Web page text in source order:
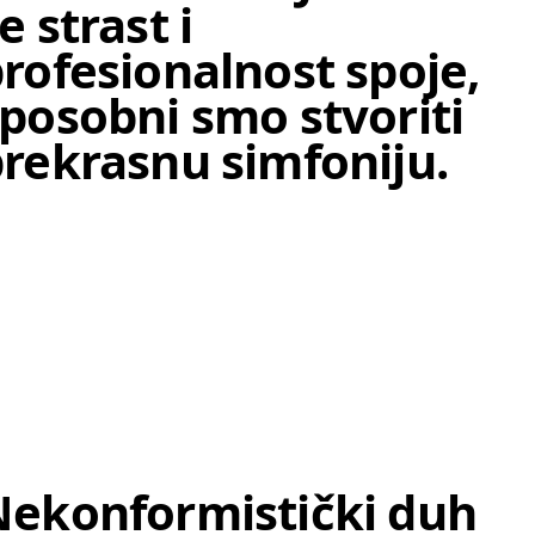
strast i
spoje,
smo stvoriti
simfoniju.
duh